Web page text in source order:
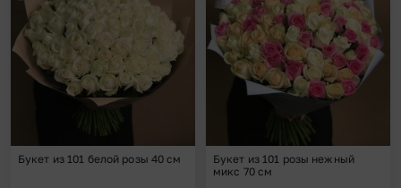
Букет из 101 белой розы 40 см
Букет из 101 розы нежный
микс 70 см